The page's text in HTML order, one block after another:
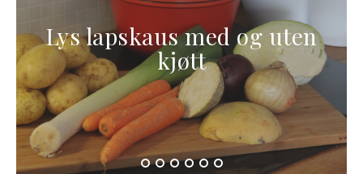
Pannestekt skrei med
potetmos, bacon og
ovnsbakte grønnsaker